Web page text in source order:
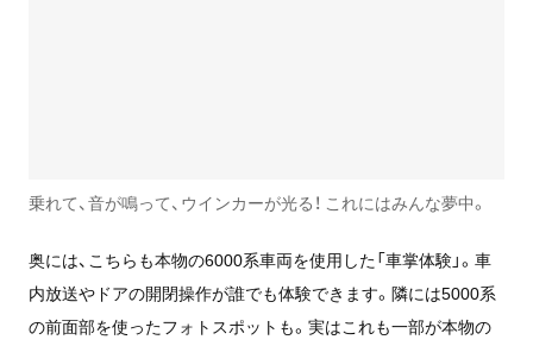
乗れて、音が鳴って、ウインカーが光る！ これにはみんな夢中。
奥には、こちらも本物の6000系車両を使用した「車掌体験」。車
内放送やドアの開閉操作が誰でも体験できます。隣には5000系
の前面部を使ったフォトスポットも。実はこれも一部が本物の